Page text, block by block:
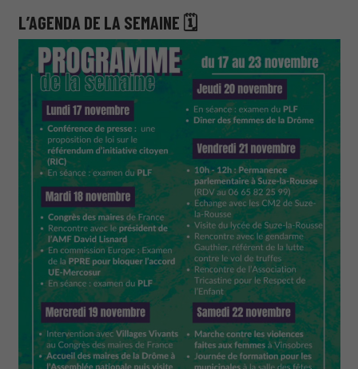
L’AGENDA DE LA SEMAINE 🗓️